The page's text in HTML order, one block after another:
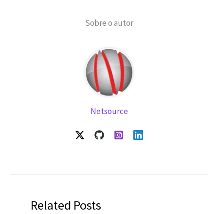
Sobre o autor
Netsource
Related Posts